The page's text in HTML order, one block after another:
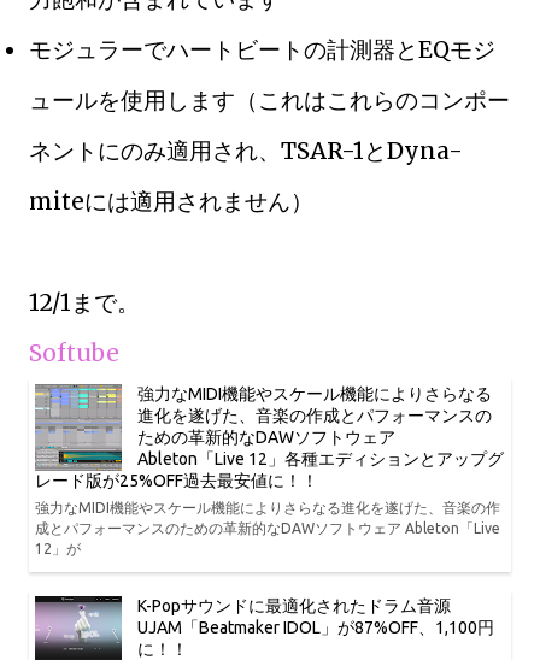
モジュラーでハートビートの計測器とEQモジ
ュールを使用します（これはこれらのコンポー
ネントにのみ適用され、TSAR-1とDyna-
miteには適用されません）
12/1まで。
Softube
強力なMIDI機能やスケール機能によりさらなる
進化を遂げた、音楽の作成とパフォーマンスの
ための革新的なDAWソフトウェア
Ableton「Live 12」各種エディションとアップグ
レード版が25%OFF過去最安値に！！
強力なMIDI機能やスケール機能によりさらなる進化を遂げた、音楽の作
成とパフォーマンスのための革新的なDAWソフトウェア Ableton「Live
12」が
K-Popサウンドに最適化されたドラム音源
UJAM「Beatmaker IDOL」が87%OFF、1,100円
に！！